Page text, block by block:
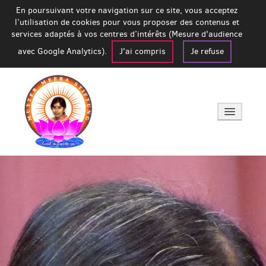
En poursuivant votre navigation sur ce site, vous acceptez
l’utilisation de cookies pour vous proposer des contenus et
services adaptés à vos centres d’intérêts (Mesure d'audience
avec Google Analytics).
J'ai compris Je refuse
A propos de Mère Meera
Prochaine venue en France